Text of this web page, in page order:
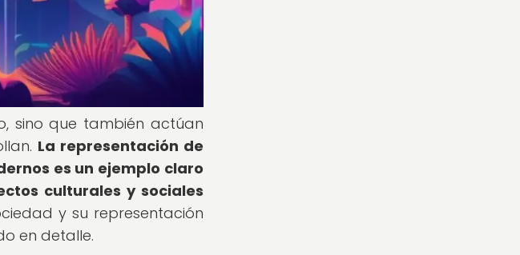
sino que también actúan
La representación de
es un ejemplo claro
culturales y sociales
y su representación
en detalle.